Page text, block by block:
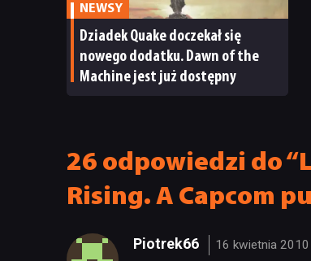
NEWSY
Dziadek Quake doczekał się
nowego dodatku. Dawn of the
Machine jest już dostępny
26 odpowiedzi do
Rising. A Capcom
Piotrek66 16 kwietnia